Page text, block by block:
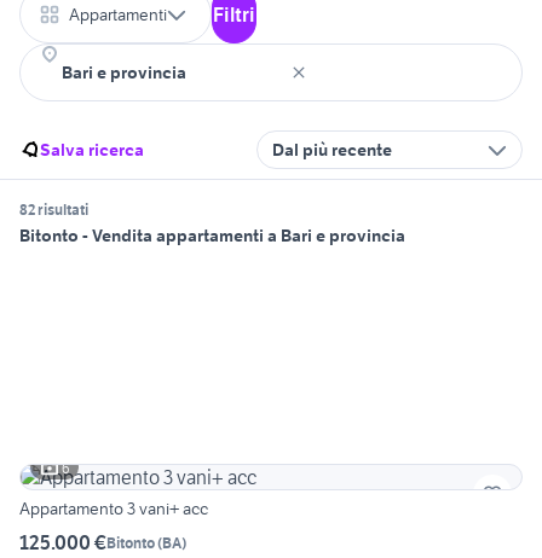
Appartamenti Filtri
Salva ricerca Dal più recente
82 risultati
Bitonto - Vendita appartamenti a Bari e provincia
6
Appartamento 3 vani+ acc
125.000 €Bitonto(BA)